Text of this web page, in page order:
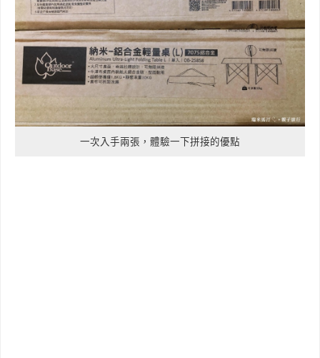
一次入手兩張，體驗一下拼接的優點